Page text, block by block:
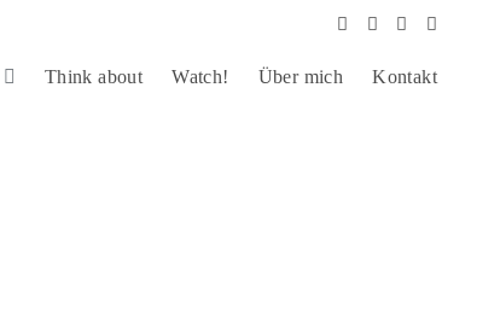
Think about Watch! Über mich Kontakt